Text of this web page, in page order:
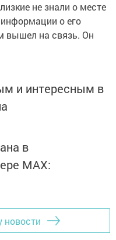
не знали о месте
о его
вышел на связь. Он
и интересным в
в
MАХ:
новости